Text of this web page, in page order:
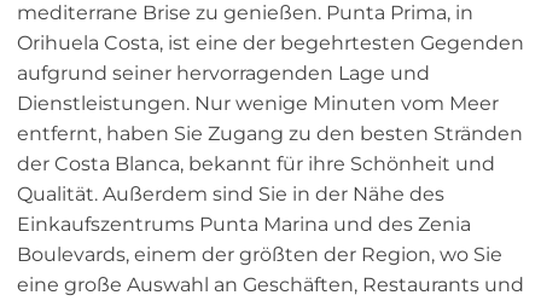
mediterrane Brise zu genießen. Punta Prima, in
Orihuela Costa, ist eine der begehrtesten Gegenden
aufgrund seiner hervorragenden Lage und
Dienstleistungen. Nur wenige Minuten vom Meer
entfernt, haben Sie Zugang zu den besten Stränden
der Costa Blanca, bekannt für ihre Schönheit und
Qualität. Außerdem sind Sie in der Nähe des
Einkaufszentrums Punta Marina und des Zenia
Boulevards, einem der größten der Region, wo Sie
eine große Auswahl an Geschäften, Restaurants und